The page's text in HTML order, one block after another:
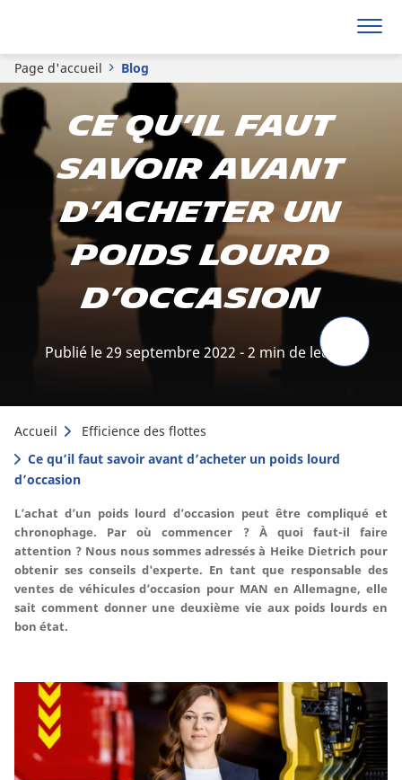
Page d'accueil Blog
Ce qu’il faut
savoir avant
d’acheter un
poids lourd
d’occasion
Publié le 29 septembre 2022 - 2 min de lecture
Accueil
Efficience des flottes
Ce qu’il faut savoir avant d’acheter un poids lourd
d’occasion
L’achat d’un poids lourd d’occasion peut être compliqué et
chronophage. Par où commencer ? À quoi faut-il faire
attention ? Nous nous sommes adressés à Heike Dietrich pour
obtenir ses conseils d'experte. En tant que responsable des
ventes de véhicules d’occasion pour MAN en Allemagne, elle
sait comment donner une deuxième vie aux poids lourds en
bon état.